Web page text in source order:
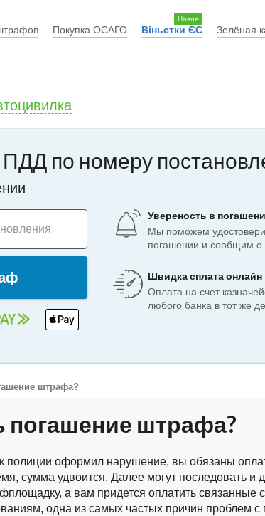
Покупка ОСАГО Віньєтки ЄС
Новое
Зелёная
по номеру
Увереность в
Мы поможем
погашении и сообщим о
Швидка сплата онлайн
Оплата на счет
любого банка в тот же
штрафа?
погашение штрафа?
оформил нарушение, вы обязаны
сумма удвоится. Далее могут последовать и
а вам придется оплатить связанные
одна из самых частых причин проблем